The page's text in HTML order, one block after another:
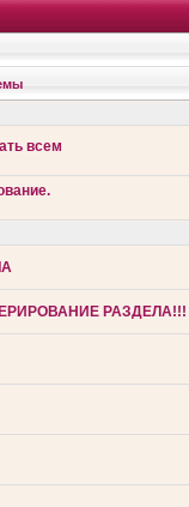
всем
РАЗДЕЛА!!!